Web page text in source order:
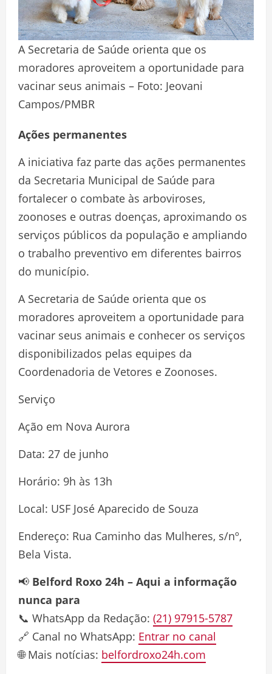
A Secretaria de Saúde orienta que os
moradores aproveitem a oportunidade para
vacinar seus animais – Foto: Jeovani
Campos/PMBR
Ações permanentes
A iniciativa faz parte das ações permanentes
da Secretaria Municipal de Saúde para
fortalecer o combate às arboviroses,
zoonoses e outras doenças, aproximando os
serviços públicos da população e ampliando
o trabalho preventivo em diferentes bairros
do município.
A Secretaria de Saúde orienta que os
moradores aproveitem a oportunidade para
vacinar seus animais e conhecer os serviços
disponibilizados pelas equipes da
Coordenadoria de Vetores e Zoonoses.
Serviço
Ação em Nova Aurora
Data: 27 de junho
Horário: 9h às 13h
Local: USF José Aparecido de Souza
Endereço: Rua Caminho das Mulheres, s/nº,
Bela Vista.
📢 Belford Roxo 24h – Aqui a informação
nunca para
📞 WhatsApp da Redação: (21) 97915-5787
🔗 Canal no WhatsApp: Entrar no canal
🌐 Mais notícias: belfordroxo24h.com